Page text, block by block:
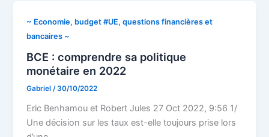
~ Economie, budget #UE, questions financières et
bancaires ~
BCE : comprendre sa politique
monétaire en 2022
Gabriel/30/10/2022
Eric Benhamou et Robert Jules 27 Oct 2022, 9:56 1/
Une décision sur les taux est-elle toujours prise lors